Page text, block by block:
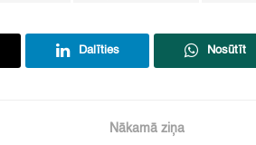
Dalīties Nosūtīt
Nākamā ziņa